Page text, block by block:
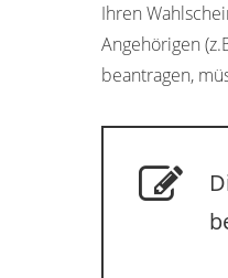
Ihren
Angehörigen
beantragen,